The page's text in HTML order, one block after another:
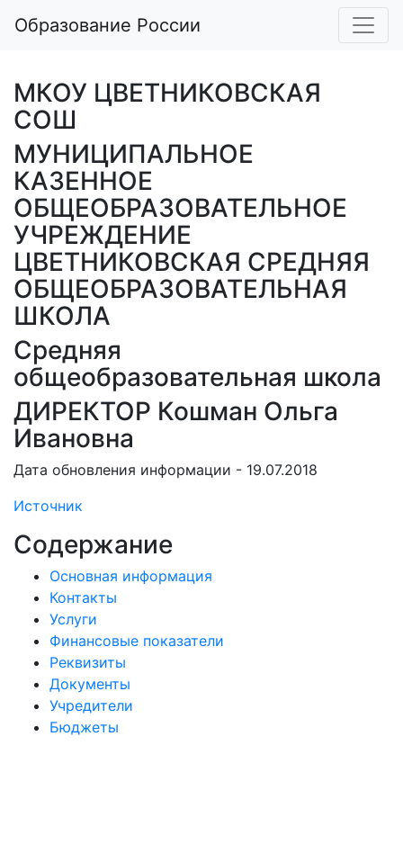
Образование России
МКОУ ЦВЕТНИКОВСКАЯ
СОШ
МУНИЦИПАЛЬНОЕ
КАЗЕННОЕ
ОБЩЕОБРАЗОВАТЕЛЬНОЕ
УЧРЕЖДЕНИЕ
ЦВЕТНИКОВСКАЯ СРЕДНЯЯ
ОБЩЕОБРАЗОВАТЕЛЬНАЯ
ШКОЛА
Средняя
общеобразовательная школа
ДИРЕКТОР Кошман Ольга
Ивановна
Дата обновления информации - 19.07.2018
Источник
Содержание
Основная информация
Контакты
Услуги
Финансовые показатели
Реквизиты
Документы
Учредители
Бюджеты